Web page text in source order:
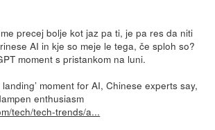
precej bolje kot jaz pa ti, je pa res da niti
AI in kje so meje le tega, če sploh so?
moment s pristankom na luni.
moment for AI, Chinese experts say,
enthusiasm
tech/tech-trends/a...